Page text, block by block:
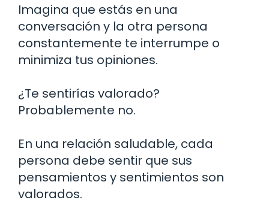
Imagina que estás en una
conversación y la otra persona
constantemente te interrumpe o
minimiza tus opiniones.
¿Te sentirías valorado?
Probablemente no.
En una relación saludable, cada
persona debe sentir que sus
pensamientos y sentimientos son
valorados.